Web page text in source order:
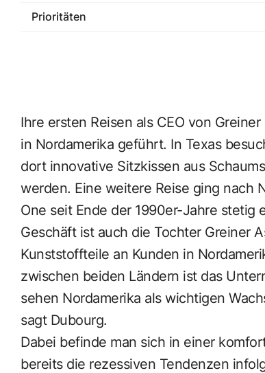
Prioritäten
Ihre ersten Reisen als CEO von
in Nordamerika geführt. In Texas
dort innovative Sitzkissen aus
werden. Eine weitere Reise ging nach
One seit Ende der 1990er-Jahre
Geschäft ist auch die Tochter Greiner
Kunststoffteile an Kunden in
zwischen beiden ­Ländern ist das
sehen Nordamerika als wichtigen
sagt Dubourg.
Dabei befinde man sich in einer
bereits die rezessiven Tendenzen